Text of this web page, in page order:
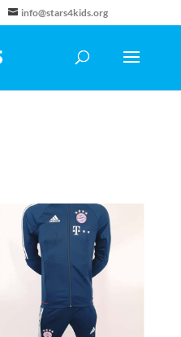
info@stars4kids.org